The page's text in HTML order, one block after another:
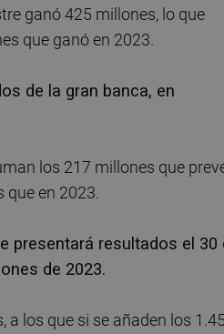
ganó 425 millones, lo que
que ganó en 2023.
de la gran banca, en
los 217 millones que
que en 2023.
presentará resultados el 30
de 2023.
los que si se añaden los